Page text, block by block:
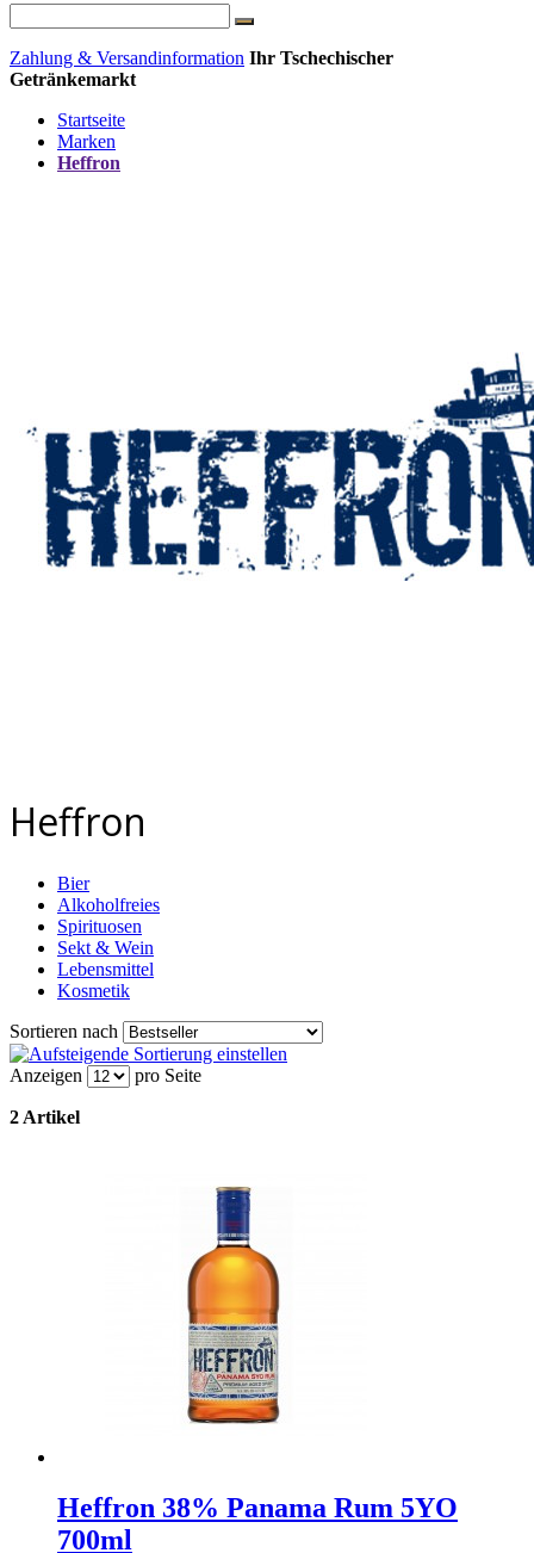
Zahlung & Versandinformation Ihr Tschechischer
Getränkemarkt
Startseite
Marken
Heffron
Heffron
Bier
Alkoholfreies
Spirituosen
Sekt & Wein
Lebensmittel
Kosmetik
Sortieren nach
Anzeigen pro Seite
2 Artikel
Heffron 38% Panama Rum 5YO
700ml